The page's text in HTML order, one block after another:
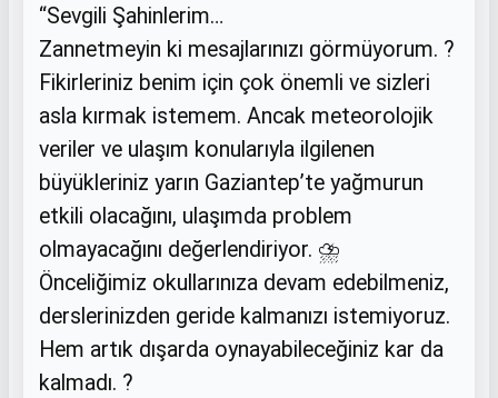
“Sevgili Şahinlerim…
Zannetmeyin ki mesajlarınızı görmüyorum. ?
Fikirleriniz benim için çok önemli ve sizleri
asla kırmak istemem. Ancak meteorolojik
veriler ve ulaşım konularıyla ilgilenen
büyükleriniz yarın Gaziantep’te yağmurun
etkili olacağını, ulaşımda problem
olmayacağını değerlendiriyor. ⛈️
Önceliğimiz okullarınıza devam edebilmeniz,
derslerinizden geride kalmanızı istemiyoruz.
Hem artık dışarda oynayabileceğiniz kar da
kalmadı. ?